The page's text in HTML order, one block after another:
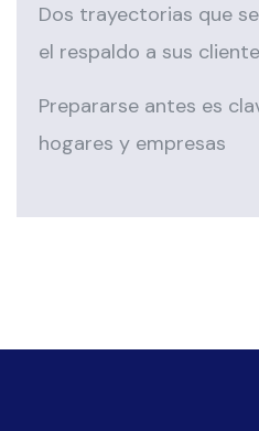
Dos trayectorias que
el respaldo a sus
Prepararse antes es
hogares y empresas